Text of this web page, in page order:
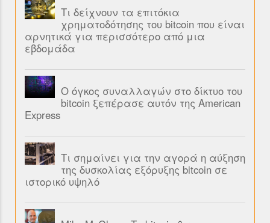
Τι δείχνουν τα επιτόκια
χρηματοδότησης του bitcoin που είναι
αρνητικά για περισσότερο από μια
εβδομάδα
Ο όγκος συναλλαγών στο δίκτυο του
bitcoin ξεπέρασε αυτόν της American
Express
Τι σημαίνει για την αγορά η αύξηση
της δυσκολίας εξόρυξης bitcoin σε
ιστορικό υψηλό